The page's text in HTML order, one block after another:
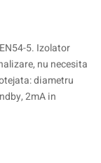
5. Izolator
nu necesita
diametru
2mA in